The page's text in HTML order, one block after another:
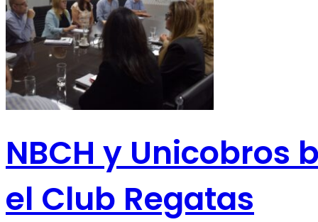
NBCH y
el Club Regatas